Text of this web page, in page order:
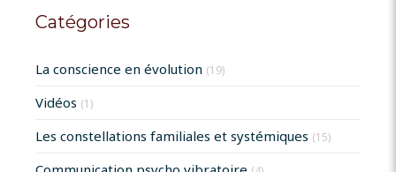
Catégories
La conscience en évolution (19)
Vidéos (1)
Les constellations familiales et systémiques (15)